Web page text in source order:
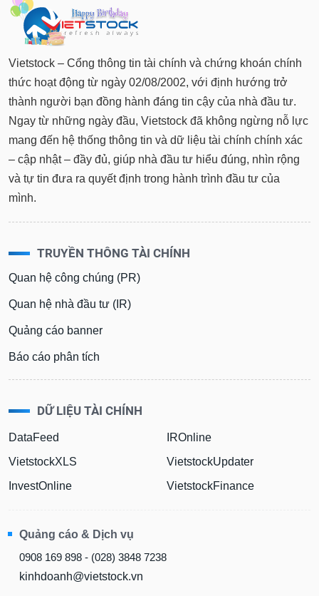
Vietstock – Cổng thông tin tài chính và chứng khoán chính
thức hoạt động từ ngày 02/08/2002, với định hướng trở
thành người bạn đồng hành đáng tin cậy của nhà đầu tư.
Ngay từ những ngày đầu, Vietstock đã không ngừng nỗ lực
mang đến hệ thống thông tin và dữ liệu tài chính chính xác
– cập nhật – đầy đủ, giúp nhà đầu tư hiểu đúng, nhìn rộng
và tự tin đưa ra quyết định trong hành trình đầu tư của
mình.
TRUYỀN THÔNG TÀI CHÍNH
Quan hệ công chúng (PR)
Quan hệ nhà đầu tư (IR)
Quảng cáo banner
Báo cáo phân tích
DỮ LIỆU TÀI CHÍNH
DataFeed
VietstockXLS
InvestOnline
IROnline
VietstockUpdater
VietstockFinance
Quảng cáo & Dịch vụ
0908 169 898 - (028) 3848 7238
kinhdoanh@vietstock.vn
Dữ
liệu
chính